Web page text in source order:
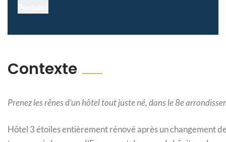
Contexte
Prenez les rênes d’un hôtel tout juste né, dans le 8e
Hôtel 3 étoiles entièrement rénové après un changement